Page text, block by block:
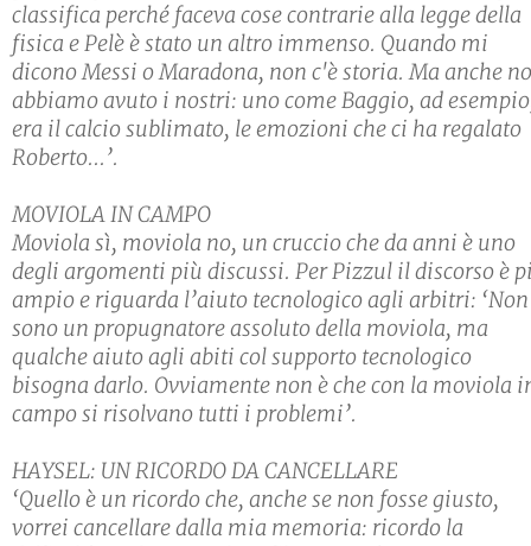
classifica perché faceva cose contrarie alla legge della
fisica e Pelè è stato un altro immenso. Quando mi
dicono Messi o Maradona, non c'è storia. Ma anche
abbiamo avuto i nostri: uno come Baggio, ad
era il calcio sublimato, le emozioni che ci ha regalato
Roberto...’.
MOVIOLA IN CAMPO
Moviola sì, moviola no, un cruccio che da anni è uno
degli argomenti più discussi. Per Pizzul il discorso è
ampio e riguarda l’aiuto tecnologico agli arbitri: ‘Non
sono un propugnatore assoluto della moviola, ma
qualche aiuto agli abiti col supporto tecnologico
bisogna darlo. Ovviamente non è che con la moviola
campo si risolvano tutti i problemi’.
HAYSEL: UN RICORDO DA CANCELLARE
‘Quello è un ricordo che, anche se non fosse giusto,
vorrei cancellare dalla mia memoria: ricordo la